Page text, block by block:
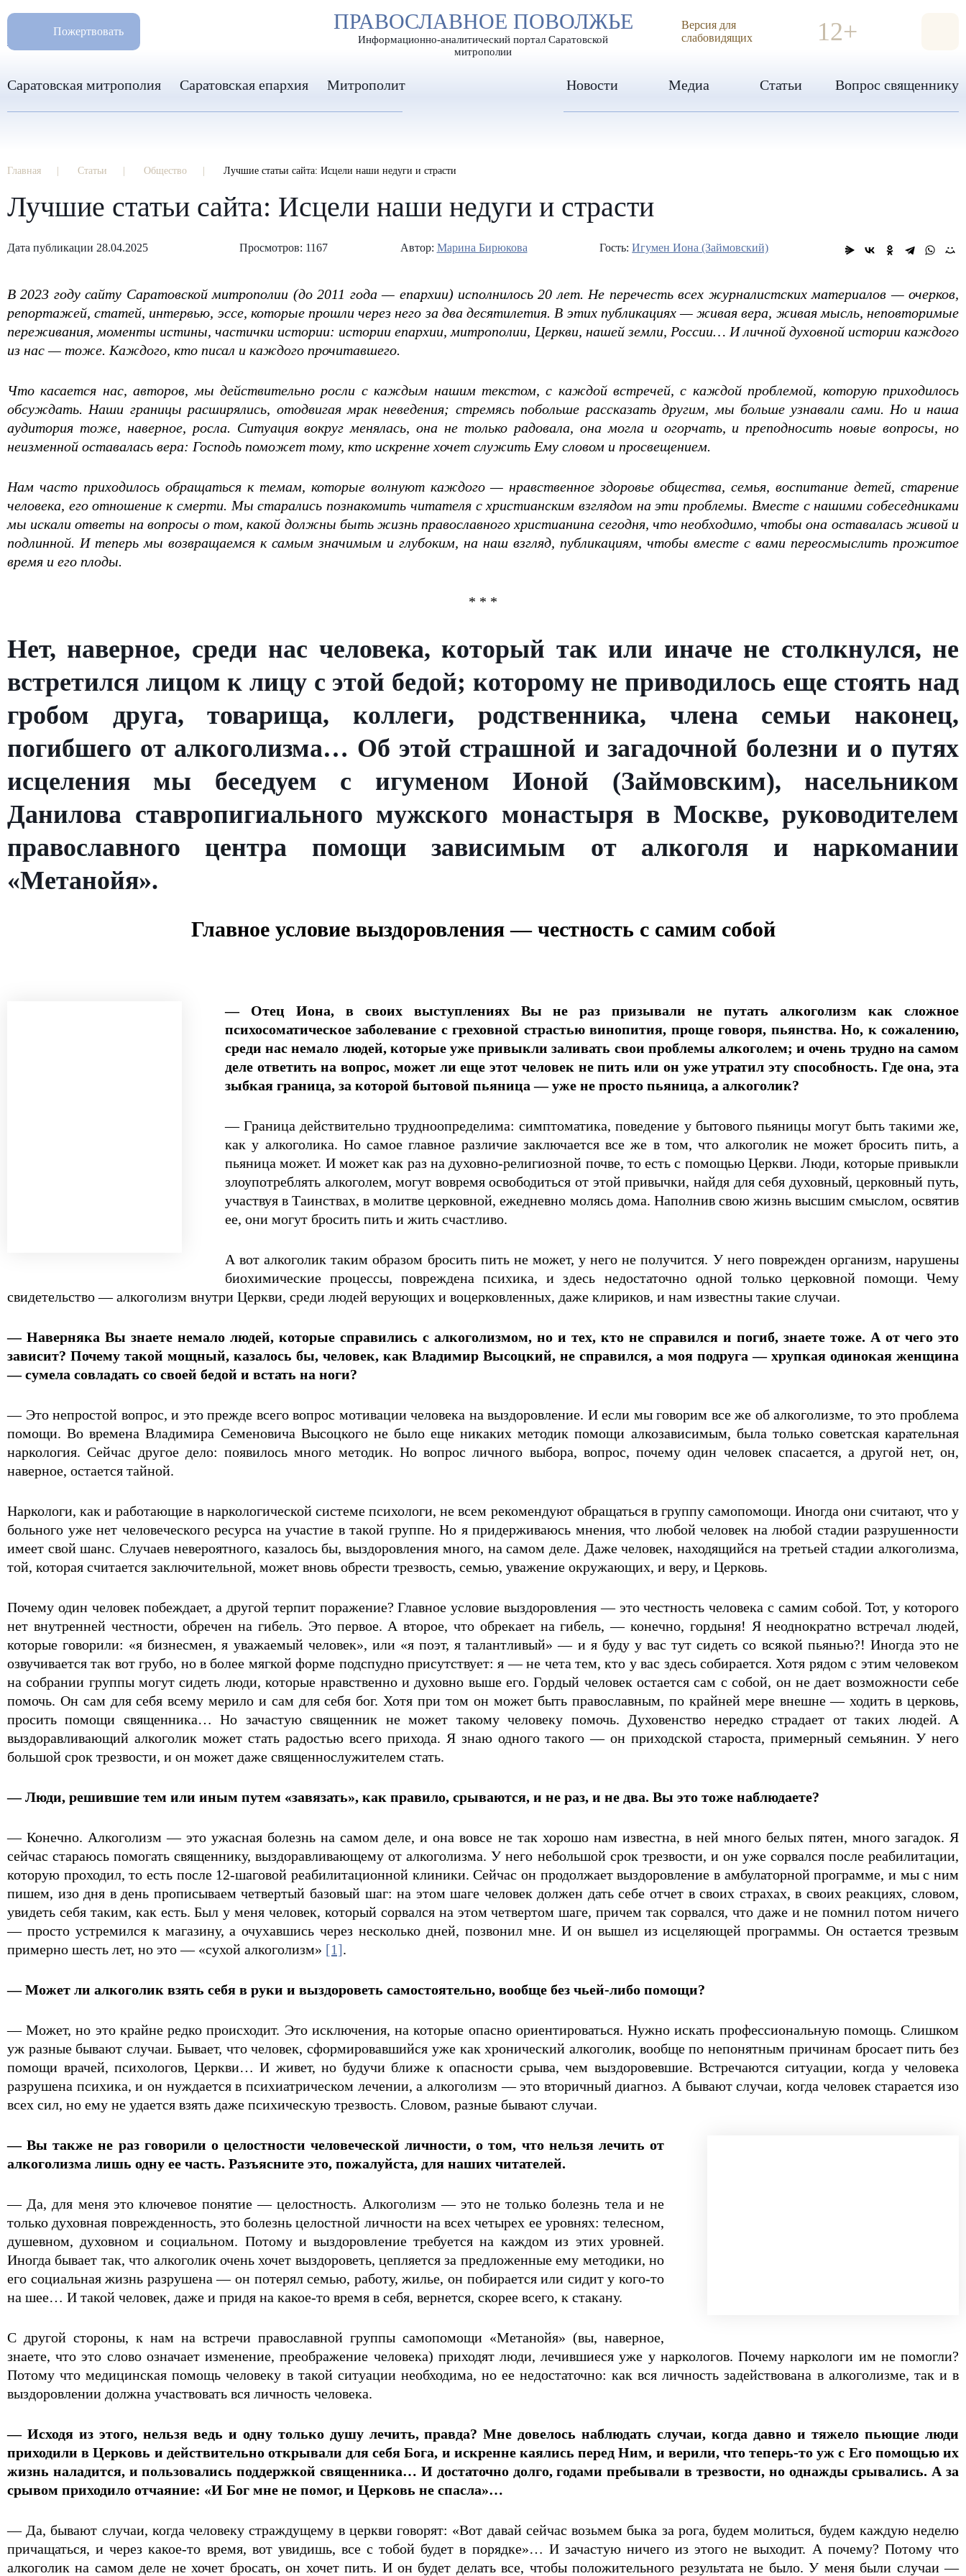
РАЗМЕР ШРИФТА А А А ИЗОБРАЖЕНИЯ
ПРАВОСЛАВНОЕ ПОВОЛЖЬЕ
Информационно-аналитический портал Саратовской
митрополии
Пожертвовать
8 960 346 31 04
info-sar@mail.ru
Версия для
слабовидящих
12+
Саратовская митрополия Саратовская епархия Митрополит Новости Медиа Статьи Вопрос священнику
Главная Статьи Общество Лучшие статьи сайта: Исцели наши недуги и страсти
Лучшие статьи сайта: Исцели наши недуги и страсти
Дата публикации 28.04.2025 Просмотров: 1167 Автор: Марина Бирюкова Гость: Игумен Иона (Займовский)
В 2023 году сайту Саратовской митрополии (до 2011 года — епархии) исполнилось 20 лет. Не перечесть всех журналистских материалов — очерков,
репортажей, статей, интервью, эссе, которые прошли через него за два десятилетия. В этих публикациях — живая вера, живая мысль, неповторимые
переживания, моменты истины, частички истории: истории епархии, митрополии, Церкви, нашей земли, России… И личной духовной истории каждого
из нас — тоже. Каждого, кто писал и каждого прочитавшего.
Что касается нас, авторов, мы действительно росли с каждым нашим текстом, с каждой встречей, с каждой проблемой, которую приходилось
обсуждать. Наши границы расширялись, отодвигая мрак неведения; стремясь побольше рассказать другим, мы больше узнавали сами. Но и наша
аудитория тоже, наверное, росла. Ситуация вокруг менялась, она не только радовала, она могла и огорчать, и преподносить новые вопросы, но
неизменной оставалась вера: Господь поможет тому, кто искренне хочет служить Ему словом и просвещением.
Нам часто приходилось обращаться к темам, которые волнуют каждого — нравственное здоровье общества, семья, воспитание детей, старение
человека, его отношение к смерти. Мы старались познакомить читателя с христианским взглядом на эти проблемы. Вместе с нашими собеседниками
мы искали ответы на вопросы о том, какой должны быть жизнь православного христианина сегодня, что необходимо, чтобы она оставалась живой и
подлинной. И теперь мы возвращаемся к самым значимым и глубоким, на наш взгляд, публикациям, чтобы вместе с вами переосмыслить прожитое
время и его плоды.
* * *
Нет, наверное, среди нас человека, который так или иначе не столкнулся, не
встретился лицом к лицу с этой бедой; которому не приводилось еще стоять над
гробом друга, товарища, коллеги, родственника, члена семьи наконец,
погибшего от алкоголизма… Об этой страшной и загадочной болезни и о путях
исцеления мы беседуем с игуменом Ионой (Займовским), насельником
Данилова ставропигиального мужского монастыря в Москве, руководителем
православного центра помощи зависимым от алкоголя и наркомании
«Метанойя».
Главное условие выздоровления — честность с самим собой
— Отец Иона, в своих выступлениях Вы не раз призывали не путать алкоголизм как сложное
психосоматическое заболевание с греховной страстью винопития, проще говоря, пьянства. Но, к сожалению,
среди нас немало людей, которые уже привыкли заливать свои проблемы алкоголем; и очень трудно на самом
деле ответить на вопрос, может ли еще этот человек не пить или он уже утратил эту способность. Где она, эта
зыбкая граница, за которой бытовой пьяница — уже не просто пьяница, а алкоголик?
— Граница действительно трудно­определима: симптоматика, поведение у бытового пьяницы могут быть такими же,
как у алкоголика. Но самое главное различие заключается все же в том, что алкоголик не может бросить пить, а
пьяница может. И может как раз на духовно-религиозной почве, то есть с помощью Церкви. Люди, которые привыкли
злоупотреблять алкоголем, могут вовремя освободиться от этой привычки, найдя для себя духовный, церковный путь,
участвуя в Таинствах, в молитве церковной, ежедневно молясь дома. Наполнив свою жизнь высшим смыслом, освятив
ее, они могут бросить пить и жить счастливо.
А вот алкоголик таким образом бросить пить не может, у него не получится. У него поврежден организм, нарушены
биохимические процессы, повреждена психика, и здесь недостаточно одной только церковной помощи. Чему
свидетельство — алкоголизм внутри Церкви, среди людей верующих и воцерковленных, даже клириков, и нам известны такие случаи.
— Наверняка Вы знаете немало людей, которые справились с алкоголизмом, но и тех, кто не справился и погиб, знаете тоже. А от чего это
зависит? Почему такой мощный, казалось бы, человек, как Владимир Высоцкий, не справился, а моя подруга — хрупкая одинокая женщина
— сумела совладать со своей бедой и встать на ноги?
— Это непростой вопрос, и это прежде всего вопрос мотивации человека на выздоровление. И если мы говорим все же об алкоголизме, то это проблема
помощи. Во времена Владимира Семеновича Высоцкого не было еще никаких методик помощи алкозависимым, была только советская карательная
наркология. Сейчас другое дело: появилось много методик. Но вопрос личного выбора, вопрос, почему один человек спасается, а другой нет, он,
наверное, остается тайной.
Наркологи, как и работающие в наркологической системе психологи, не всем рекомендуют обращаться в группу самопомощи. Иногда они считают, что у
больного уже нет человеческого ресурса на участие в такой группе. Но я придерживаюсь мнения, что любой человек на любой стадии разрушенности
имеет свой шанс. Случаев невероятного, казалось бы, выздоровления много, на самом деле. Даже человек, находящийся на третьей стадии алкоголизма,
той, которая считается заключительной, может вновь обрести трезвость, семью, уважение окружающих, и веру, и Церковь.
Почему один человек побеждает, а другой терпит поражение? Главное условие выздоровления — это честность человека с самим собой. Тот, у которого
нет внутренней честности, обречен на гибель. Это первое. А второе, что обрекает на гибель, — конечно, гордыня! Я неоднократно встречал людей,
которые говорили: «я бизнесмен, я уважаемый человек», или «я поэт, я талантливый» — и я буду у вас тут сидеть со всякой пьянью?! Иногда это не
озвучивается так вот грубо, но в более мягкой форме подспудно присутствует: я — не чета тем, кто у вас здесь собирается. Хотя рядом с этим человеком
на собрании группы могут сидеть люди, которые нравственно и духовно выше его. Гордый человек остается сам с собой, он не дает возможности себе
помочь. Он сам для себя всему мерило и сам для себя бог. Хотя при том он может быть православным, по крайней мере внешне — ходить в церковь,
просить помощи священника… Но зачастую священник не может такому человеку помочь. Духовенство нередко страдает от таких людей. А
выздоравливающий алкоголик может стать радостью всего прихода. Я знаю одного такого — он приходской староста, примерный семьянин. У него
большой срок трезвости, и он может даже священнослужителем стать.
— Люди, решившие тем или иным путем «завязать», как правило, срываются, и не раз, и не два. Вы это тоже наблюдаете?
— Конечно. Алкоголизм — это ужасная болезнь на самом деле, и она вовсе не так хорошо нам известна, в ней много белых пятен, много загадок. Я
сейчас стараюсь помогать священнику, выздоравливающему от алкоголизма. У него небольшой срок трезвости, и он уже сорвался после реабилитации,
которую проходил, то есть после 12-шаговой реабилитационной клиники. Сейчас он продолжает выздоровление в амбулаторной программе, и мы с ним
пишем, изо дня в день прописываем четвертый базовый шаг: на этом шаге человек должен дать себе отчет в своих страхах, в своих реакциях, словом,
увидеть себя таким, как есть. Был у меня человек, который сорвался на этом четвертом шаге, причем так сорвался, что даже и не помнил потом ничего
— просто устремился к магазину, а очухавшись через несколько дней, позвонил мне. И он вышел из исцеляющей программы. Он остается трезвым
примерно шесть лет, но это — «сухой алкоголизм» [1].
— Может ли алкоголик взять себя в руки и выздороветь самостоятельно, вообще без чьей-либо помощи?
— Может, но это крайне редко происходит. Это исключения, на которые опасно ориентироваться. Нужно искать профессиональную помощь. Слишком
уж разные бывают случаи. Бывает, что человек, сформировавшийся уже как хронический алкоголик, вообще по непонятным причинам бросает пить без
помощи врачей, психологов, Церкви… И живет, но будучи ближе к опасности срыва, чем выздоровевшие. Встречаются ситуации, когда у человека
разрушена психика, и он нуждается в психиатрическом лечении, а алкоголизм — это вторичный диагноз. А бывают случаи, когда человек старается изо
всех сил, но ему не удается взять даже психическую трезвость. Словом, разные бывают случаи.
— Вы также не раз говорили о целостности человеческой личности, о том, что нельзя лечить от
алкоголизма лишь одну ее часть. Разъясните это, пожалуйста, для наших читателей.
— Да, для меня это ключевое понятие — целостность. Алкоголизм — это не только болезнь тела и не
только духовная поврежденность, это болезнь целостной личности на всех четырех ее уровнях: телесном,
душевном, духовном и социальном. Потому и выздоровление требуется на каждом из этих уровней.
Иногда бывает так, что алкоголик очень хочет выздороветь, цепляется за предложенные ему методики, но
его социальная жизнь разрушена — он потерял семью, работу, жилье, он побирается или сидит у кого-то
на шее… И такой человек, даже и придя на какое-то время в себя, вернется, скорее всего, к стакану.
С другой стороны, к нам на встречи православной группы самопомощи «Метанойя» (вы, наверное,
знаете, что это слово означает изменение, преображение человека) приходят люди, лечившиеся уже у наркологов. Почему наркологи им не помогли?
Потому что медицинская помощь человеку в такой ситуации необходима, но ее недостаточно: как вся личность задействована в алкоголизме, так и в
выздоровлении должна участвовать вся личность человека.
— Исходя из этого, нельзя ведь и одну только душу лечить, правда? Мне довелось наблюдать случаи, когда давно и тяжело пьющие люди
приходили в Церковь и действительно открывали для себя Бога, и искренне каялись перед Ним, и верили, что теперь-то уж с Его помощью их
жизнь наладится, и пользовались поддержкой священника… И достаточно долго, годами пребывали в трезвости, но однажды срывались. А за
срывом приходило отчаяние: «И Бог мне не помог, и Церковь не спасла»…
— Да, бывают случаи, когда человеку страждущему в церкви говорят: «Вот давай сейчас возьмем быка за рога, будем молиться, будем каждую неделю
причащаться, и через какое-то время, вот увидишь, все с тобой будет в порядке»… И зачастую ничего из этого не выходит. А почему? Потому что
алкоголик на самом деле не хочет бросать, он хочет пить. И он будет делать все, чтобы положительного результата не было. У меня были случаи —